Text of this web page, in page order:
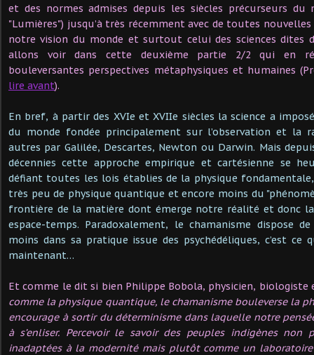
et des normes admises depuis les siècles précurseurs du
"Lumières") jusqu’à très récemment avec de toutes
notre vision du monde et surtout celui des sciences dites
allons voir dans cette deuxième partie 2/2 qui en
bouleversantes perspectives métaphysiques et humaines
lire avant).
En bref, à partir des XVIe et XVIIe siècles la science a
du monde fondée principalement sur l’observation et la
autres par Galilée, Descartes, Newton ou Darwin. Mais
décennies cette approche empirique et cartésienne se
défiant toutes les lois établies de la physique
très peu de physique quantique et encore moins du
frontière de la matière dont émerge notre réalité et donc
espace-temps. Paradoxalement, le chamanisme dispose
moins dans sa pratique issue des psychédéliques, c’est ce
maintenant…
Et comme le dit si bien Philippe Bobola, physicien,
comme la physique quantique, le chamanisme bouleverse la
encourage à sortir du déterminisme dans laquelle notre
à s’enliser. Percevoir le savoir des peuples indigènes non
inadaptées à la modernité mais plutôt comme un